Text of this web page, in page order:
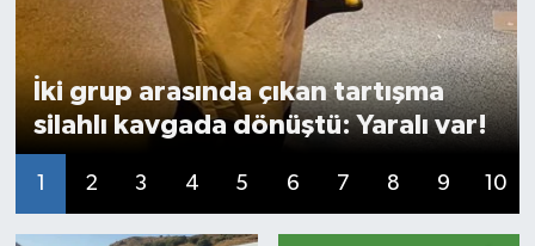
İki grup arasında çıkan tartışma
silahlı kavgada dönüştü: Yaralı var!
1 2 3 4 5 6 7 8 9 10